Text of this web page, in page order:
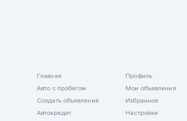
Главная
Авто с пробегом
Создать объявление
Автокредит
Профиль
Мои объявления
Избранное
Настройки